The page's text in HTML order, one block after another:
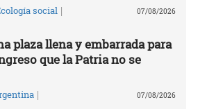
social | 07/08/2026
plaza llena y embarrada para
que la Patria no se
| 07/08/2026